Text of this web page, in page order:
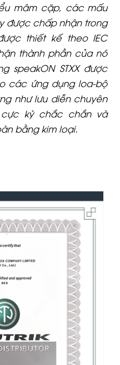
mâm cặp, các mấu
được chấp nhận trong
thiết kế theo IEC
thành phần của nó
speakON STXX được
các ứng dụng loa-bộ
như lưu diễn chuyên
cực kỳ chắc chắn và
bằng kim loại.